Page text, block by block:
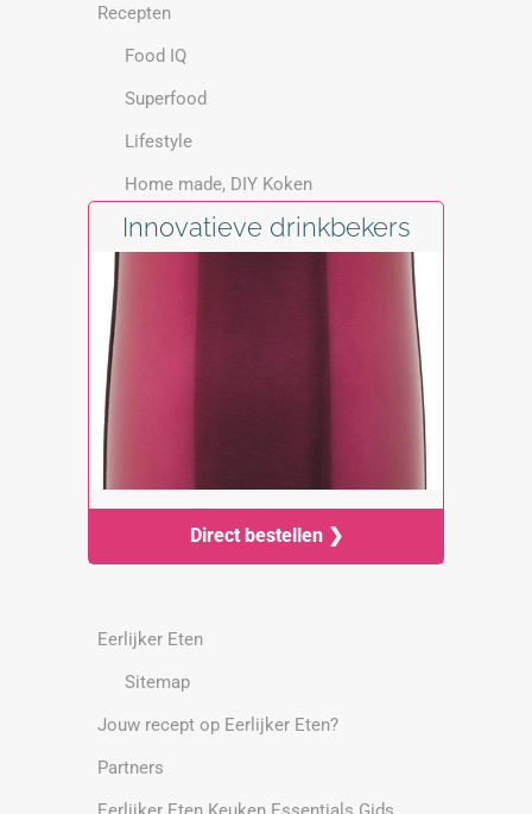
Recepten
Food IQ
Superfood
Lifestyle
Home made, DIY Koken
Innovatieve drinkbekers
Direct bestellen ❯
Eerlijker Eten
Sitemap
Jouw recept op Eerlijker Eten?
Partners